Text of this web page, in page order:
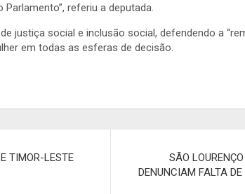
referiu a deputada.
justiça social e inclusão social, defendendo a
em todas as esferas de decisão.
TIMOR-LESTE
SÃO
DENUNCIAM FALTA